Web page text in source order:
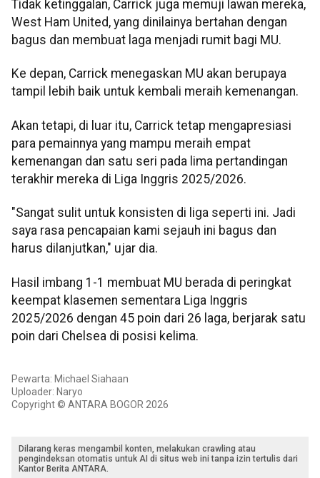
Tidak ketinggalan, Carrick juga memuji lawan mereka,
West Ham United, yang dinilainya bertahan dengan
bagus dan membuat laga menjadi rumit bagi MU.
Ke depan, Carrick menegaskan MU akan berupaya
tampil lebih baik untuk kembali meraih kemenangan.
Akan tetapi, di luar itu, Carrick tetap mengapresiasi
para pemainnya yang mampu meraih empat
kemenangan dan satu seri pada lima pertandingan
terakhir mereka di Liga Inggris 2025/2026.
"Sangat sulit untuk konsisten di liga seperti ini. Jadi
saya rasa pencapaian kami sejauh ini bagus dan
harus dilanjutkan," ujar dia.
Hasil imbang 1-1 membuat MU berada di peringkat
keempat klasemen sementara Liga Inggris
2025/2026 dengan 45 poin dari 26 laga, berjarak satu
poin dari Chelsea di posisi kelima.
Pewarta: Michael Siahaan
Uploader: Naryo
Copyright © ANTARA BOGOR 2026
Dilarang keras mengambil konten, melakukan crawling atau
pengindeksan otomatis untuk AI di situs web ini tanpa izin tertulis dari
Kantor Berita ANTARA.